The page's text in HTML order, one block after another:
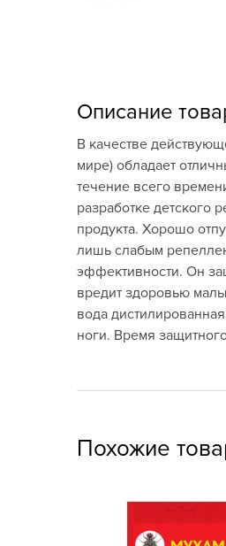
Новогодняя
Отдых в саду,
Подарочные карты
Посадочный
(контейнер)
Садовый
техника
туалетов,
прудов и бассейнов
Средства защиты
Описание
В качестве
мире) обладает
течение всего
разработке детского
продукта. Хорошо
лишь слабым
эффективности. Он
вредит здоровью
вода
ноги. Время
Похожие